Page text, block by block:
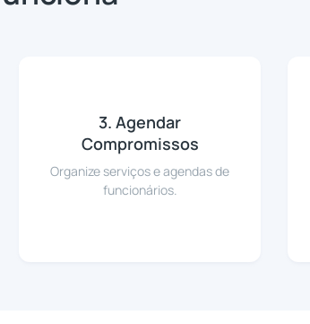
3. Agendar
Compromissos
Organize serviços e agendas de
funcionários.